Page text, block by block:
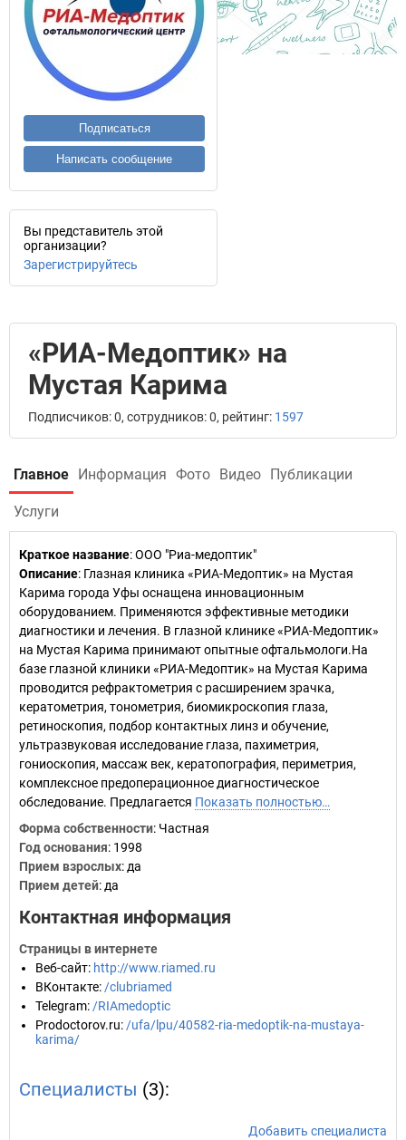
Подписаться
Написать сообщение
Вы представитель этой
организации?
Зарегистрируйтесь
«РИА-Медоптик» на
Мустая Карима
Подписчиков: 0, сотрудников: 0, рейтинг: 1597
Главное Информация Фото Видео Публикации
Услуги
Краткое название:ООО "Риа-медоптик"
Описание: Глазная клиника «РИА-Медоптик» на Мустая
Карима города Уфы оснащена инновационным
оборудованием. Применяются эффективные методики
диагностики и лечения. В глазной клинике «РИА-Медоптик»
на Мустая Карима принимают опытные офтальмологи.На
базе глазной клиники «РИА-Медоптик» на Мустая Карима
проводится рефрактометрия с расширением зрачка,
кератометрия, тонометрия, биомикроскопия глаза,
ретиноскопия, подбор контактных линз и обучение,
ультразвуковая исследование глаза, пахиметрия,
гониоскопия, массаж век, кератопография, периметрия,
комплексное предоперационное диагностическое
обследование. Предлагается Показать полностью…
Форма собственности: Частная
Год основания: 1998
Прием взрослых: да
Прием детей: да
Контактная информация
Страницы в интернете
Веб-сайт: http://www.riamed.ru
ВКонтакте: /clubriamed
Telegram: /RIAmedoptic
Prodoctorov.ru: /ufa/lpu/40582-ria-medoptik-na-mustaya-
karima/
Специалисты (3):
Добавить специалиста